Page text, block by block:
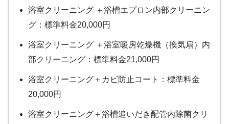
浴室クリーニング ＋浴槽エプロン内部クリーニン
グ：標準料金20,000円
浴室クリーニング ＋浴室暖房乾燥機（換気扇）内
部クリーニング：標準料金21,000円
浴室クリーニング＋カビ防止コート：標準料金
20,000円
浴室クリーニング＋浴槽追いだき配管内除菌クリ